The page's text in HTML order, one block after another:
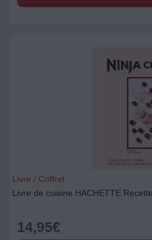
Livre / Coffret
Livre de cuisine HACHETTE
14,95€